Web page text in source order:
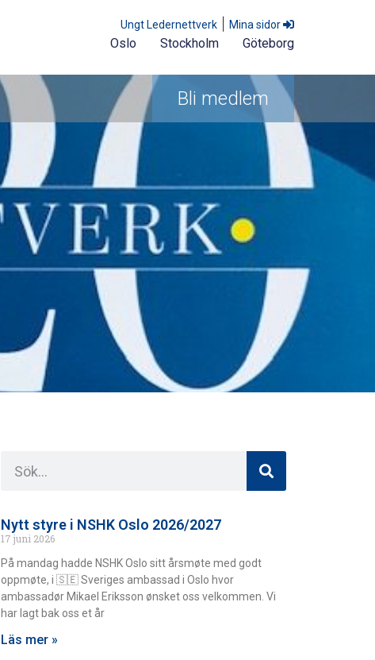
Ungt Ledernettverk Mina sidor
Oslo Stockholm Göteborg
Bli medlem
Nytt styre i NSHK Oslo 2026/2027
17 juni 2026
På mandag hadde NSHK Oslo sitt årsmøte med godt
oppmøte, i 🇸🇪 Sveriges ambassad i Oslo hvor
ambassadør Mikael Eriksson ønsket oss velkommen. Vi
har lagt bak oss et år
Läs mer »